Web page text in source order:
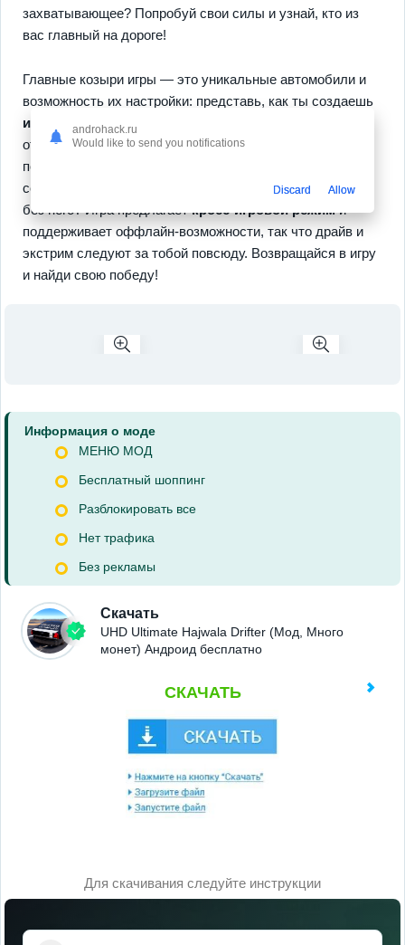
захватывающее? Попробуй свои силы и узнай, кто из
вас главный на дороге!
Главные козыри игры — это уникальные автомобили и
возможность их настройки: представь, как ты создаешь
идеальную машину
отдохнуть от напряженных гонок, ты всегда можешь
покорять лидерские доски или вызвать друзей на
соревнование… ведь дружеское соперничество — как
без него? Игра предлагаеткросс-игровой режими
поддерживает оффлайн-возможности, так что драйв и
экстрим следуют за тобой повсюду. Возвращайся в игру
и найди свою победу!
Информация о моде
МЕНЮ МОД
Бесплатный шоппинг
Разблокировать все
Нет трафика
Без рекламы
Скачать
UHD Ultimate Hajwala Drifter (Мод, Много
монет) Андроид бесплатно
СКАЧАТЬ
Для скачивания следуйте инструкции
androhack.ru
Would like to send you notifications
Discard Allow